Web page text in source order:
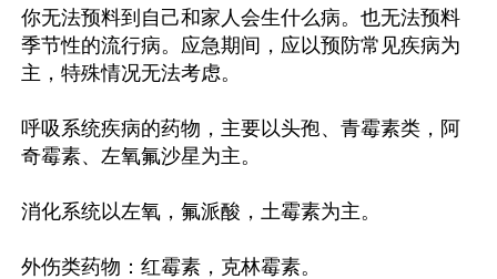
你无法预料到自己和家人会生什么病。也无法预料
季节性的流行病。应急期间，应以预防常见疾病为
主，特殊情况无法考虑。
呼吸系统疾病的药物，主要以头孢、青霉素类，阿
奇霉素、左氧氟沙星为主。
消化系统以左氧，氟派酸，土霉素为主。
外伤类药物：红霉素，克林霉素。